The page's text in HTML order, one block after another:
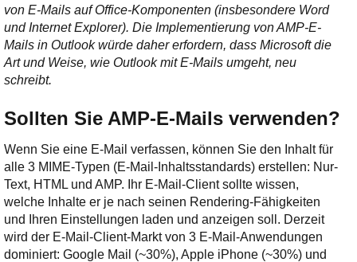
von E-Mails auf Office-Komponenten (insbesondere Word
und Internet Explorer). Die Implementierung von AMP-E-
Mails in Outlook würde daher erfordern, dass Microsoft die
Art und Weise, wie Outlook mit E-Mails umgeht, neu
schreibt.
Sollten Sie AMP-E-Mails verwenden?
Wenn Sie eine E-Mail verfassen, können Sie den Inhalt für
alle 3 MIME-Typen (E-Mail-Inhaltsstandards) erstellen: Nur-
Text, HTML und AMP. Ihr E-Mail-Client sollte wissen,
welche Inhalte er je nach seinen Rendering-Fähigkeiten
und Ihren Einstellungen laden und anzeigen soll. Derzeit
wird der E-Mail-Client-Markt von 3 E-Mail-Anwendungen
dominiert: Google Mail (~30%), Apple iPhone (~30%) und